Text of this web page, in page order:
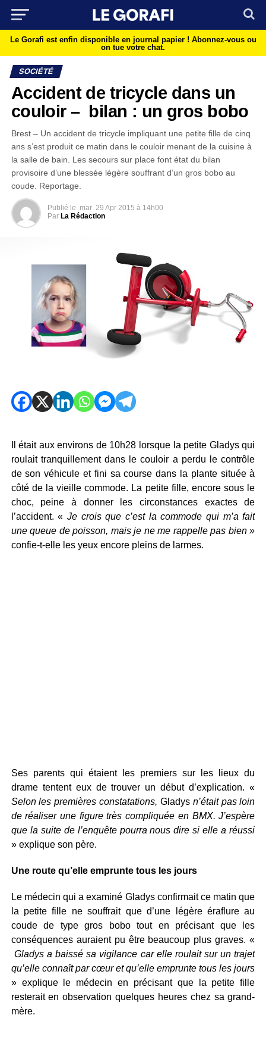
Le Gorafi est enfin disponible en journal papier ! Abonnez-vous ou
on tue votre chat.
SOCIÉTÉ
Accident de tricycle dans un
couloir – bilan : un gros bobo
Brest – Un accident de tricycle impliquant une petite fille de cinq
ans s’est produit ce matin dans le couloir menant de la cuisine à
la salle de bain. Les secours sur place font état du bilan
provisoire d’une blessée légère souffrant d’un gros bobo au
coude. Reportage.
Publié le mar 29 Apr 2015 à 14h00
Par La Rédaction
Il était aux environs de 10h28 lorsque la petite Gladys qui
roulait tranquillement dans le couloir a perdu le contrôle
de son véhicule et fini sa course dans la plante située à
côté de la vieille commode. La petite fille, encore sous le
choc, peine à donner les circonstances exactes de
l’accident. « Je crois que c’est la commode qui m’a fait
une queue de poisson, mais je ne me rappelle pas bien »
confie-t-elle les yeux encore pleins de larmes.
Ses parents qui étaient les premiers sur les lieux du
drame tentent eux de trouver un début d’explication. «
Selon les premières constatations, Gladysn’était pas loin
de réaliser une figure très compliquée en BMX. J’espère
que la suite de l’enquête pourra nous dire si elle a réussi
» explique son père.
Une route qu’elle emprunte tous les jours
Le médecin qui a examiné Gladys confirmait ce matin que
la petite fille ne souffrait que d’une légère éraflure au
coude de type gros bobo tout en précisant que les
conséquences auraient pu être beaucoup plus graves. «
Gladys a baissé sa vigilance car elle roulait sur un trajet
qu’elle connaît par cœur et qu’elle emprunte tous les jours
» explique le médecin en précisant que la petite fille
resterait en observation quelques heures chez sa grand-
mère.